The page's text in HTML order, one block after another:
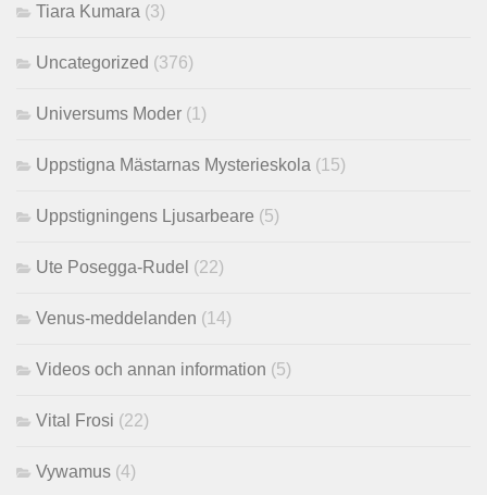
Tiara Kumara (3)
Uncategorized (376)
Universums Moder (1)
Uppstigna Mästarnas Mysterieskola (15)
Uppstigningens Ljusarbeare (5)
Ute Posegga-Rudel (22)
Venus-meddelanden (14)
Videos och annan information (5)
Vital Frosi (22)
Vywamus (4)